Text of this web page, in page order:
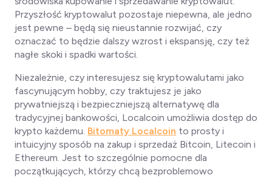
Przyszłość kryptowalut pozostaje niepewna, ale jedno
jest pewne – będą się nieustannie rozwijać, czy
oznaczać to będzie dalszy wzrost i ekspansję, czy też
nagłe skoki i spadki wartości.
Niezależnie, czy interesujesz się kryptowalutami jako
fascynującym hobby, czy traktujesz je jako
prywatniejszą i bezpieczniejszą alternatywę dla
tradycyjnej bankowości, Localcoin umożliwia dostęp do
krypto każdemu. Bitomaty Localcoin to prosty i
intuicyjny sposób na zakup i sprzedaż Bitcoin, Litecoin i
Ethereum. Jest to szczególnie pomocne dla
początkujących, którzy chcą bezproblemowo